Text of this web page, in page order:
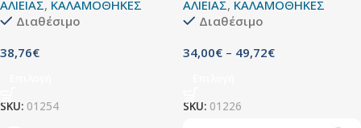
ΑΛΙΕΙΑΣ, ΚΑΛΑΜΟΘΗΚΕΣ
Διαθέσιμο
38,76€
SKU: 01254
ΑΛΙΕΙΑΣ, ΚΑΛΑΜΟΘΗΚΕΣ
Διαθέσιμο
34,00€ – 49,72€
SKU: 01226